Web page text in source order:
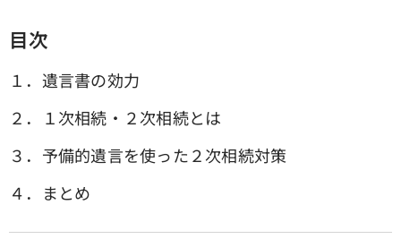
目次
１．遺言書の効力
２．１次相続・２次相続とは
３．予備的遺言を使った２次相続対策
４．まとめ